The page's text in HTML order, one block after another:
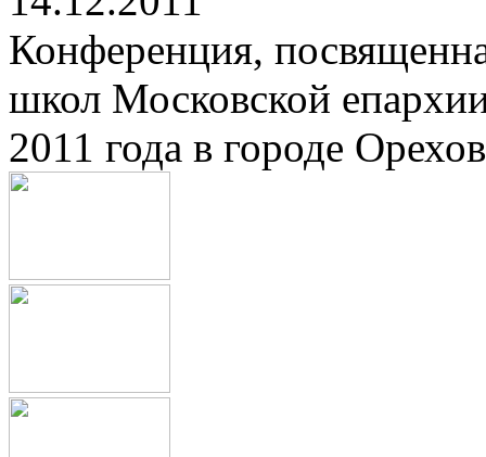
Конференция,
школ Московской
2011 года в городе